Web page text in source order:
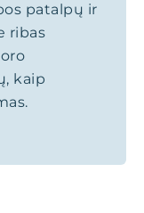
patalpų ir
ribas
kaip